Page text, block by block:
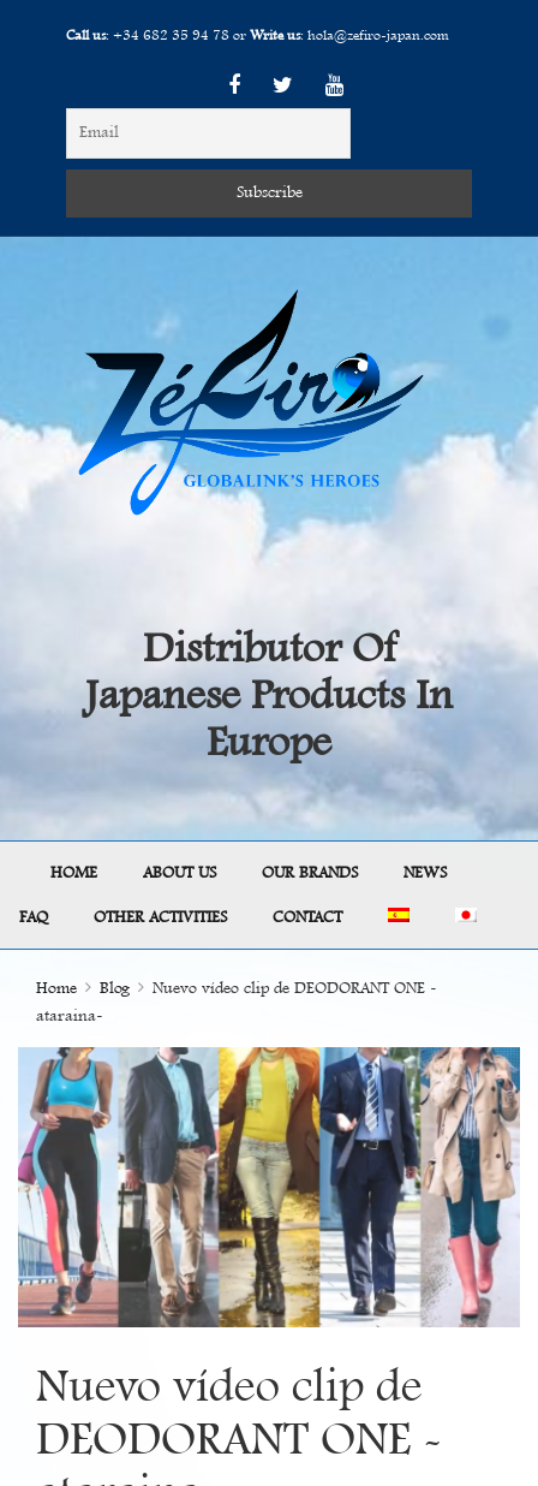
Call us: +34 682 35 94 78 or Write us: hola@zefiro-japan.com
Distributor Of
Japanese Products In
Europe
HOME ABOUT US OUR BRANDS NEWS
FAQ OTHER ACTIVITIES CONTACT
Home Blog
Nuevo vídeo clip de DEODORANT ONE -
ataraina-
Nuevo vídeo clip de
DEODORANT ONE -